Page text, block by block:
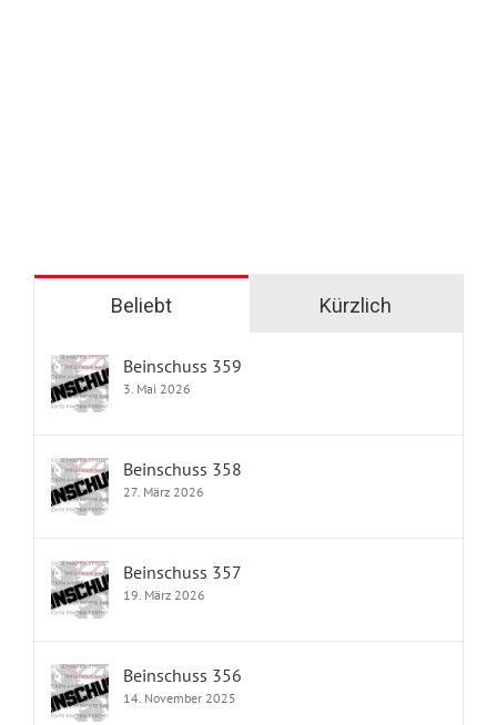
Beliebt Kürzlich
Beinschuss 359
3. Mai 2026
Beinschuss 358
27. März 2026
Beinschuss 357
19. März 2026
Beinschuss 356
14. November 2025